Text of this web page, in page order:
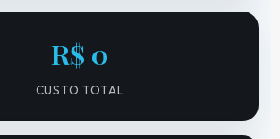
R$ 0
CUSTO TOTAL